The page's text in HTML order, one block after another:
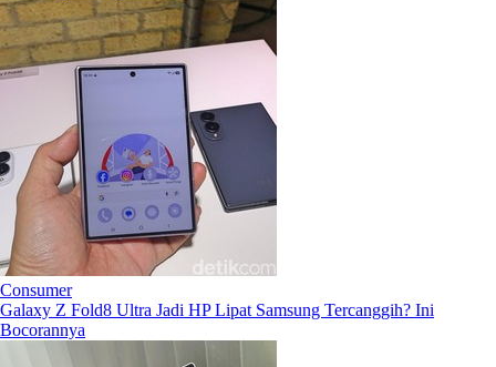
Consumer
Galaxy Z Fold8 Ultra Jadi HP Lipat Samsung Tercanggih? Ini
Bocorannya